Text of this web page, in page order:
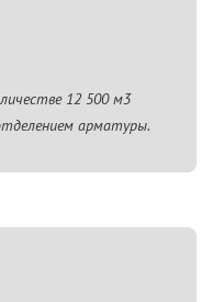
12 500 м3
арматуры.